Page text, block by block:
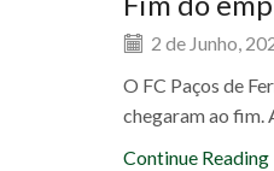
2 de Junho,
O FC Paços de
chegaram ao fim.
Continue Reading